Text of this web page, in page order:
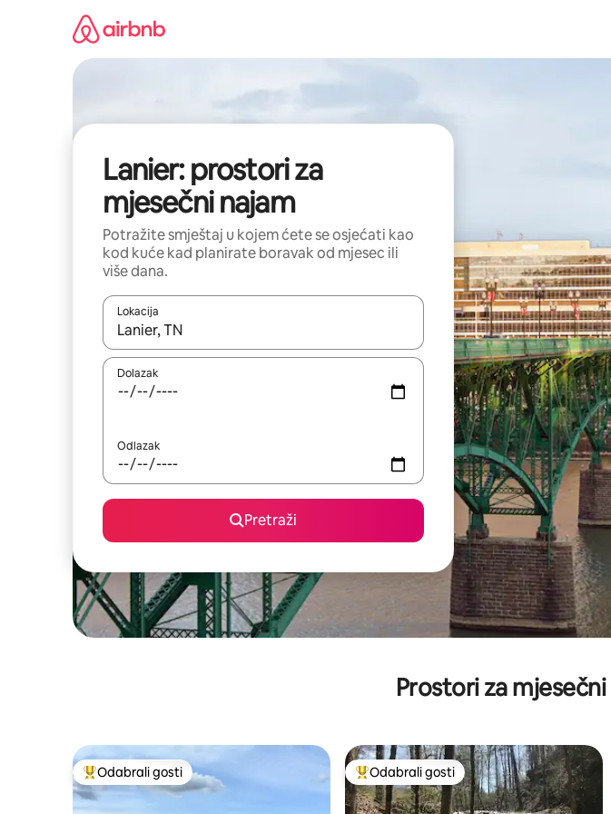
Lanier: prostori za
mjesečni najam
Potražite smještaj u kojem ćete se osjećati kao
kod kuće kad planirate boravak od mjesec ili
više dana.
Lokacija
Kada budu dostupni rezultati, moći ćete ih pregledati koristeći se strelicama prema
Dolazak
Odlazak
Pretraži
Prostori za
Među najviše rangiranima s oznakom „Odabrali gosti”
Odabrali gosti Među najviše rangiranima s oznakom
Odabrali gosti